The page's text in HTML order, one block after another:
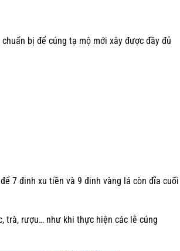
bị để cúng tạ mộ mới xây được đầy đủ
7 đinh xu tiền và 9 đinh vàng lá còn đĩa cuối
trà, rượu… như khi thực hiện các lễ cúng